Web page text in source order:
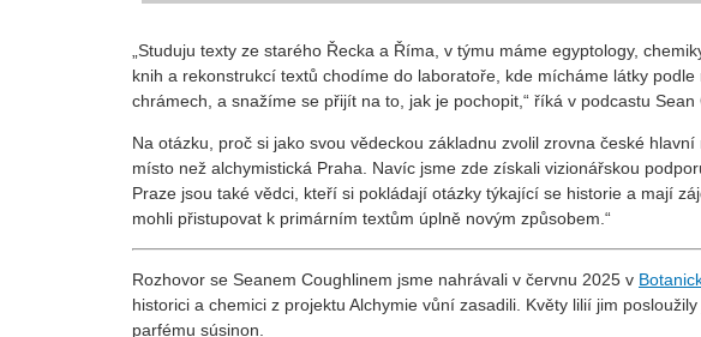
„Studuju texty ze starého Řecka a Říma, v týmu máme egyptology,
knih a rekonstrukcí textů chodíme do laboratoře, kde mícháme látky
chrámech, a snažíme se přijít na to, jak je pochopit,“ říká v podcastu Sean
Na otázku, proč si jako svou vědeckou základnu zvolil zrovna české
místo než alchymistická Praha. Navíc jsme zde získali vizionářskou
Praze jsou také vědci, kteří si pokládají otázky týkající se historie a mají
mohli přistupovat k primárním textům úplně novým způsobem.“
Rozhovor se Seanem Coughlinem jsme nahrávali v červnu 2025 v
historici a chemici z projektu Alchymie vůní zasadili. Květy lilií jim
parfému súsinon.